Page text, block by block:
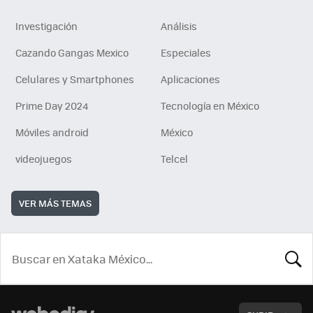
Investigación
Análisis
Cazando Gangas Mexico
Especiales
Celulares y Smartphones
Aplicaciones
Prime Day 2024
Tecnología en México
Móviles android
México
videojuegos
Telcel
VER MÁS TEMAS